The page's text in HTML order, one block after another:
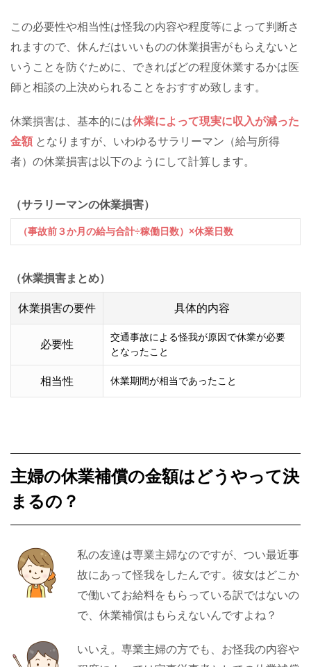
この必要性や相当性は怪我の内容や程度等によって判断さ
れますので、休んだはいいものの休業損害がもらえないと
いうことを防ぐために、できればどの程度休業するかは医
師と相談の上決められることをおすすめ致します。
休業損害は、基本的には休業によって現実に収入が減った
金額 となりますが、いわゆるサラリーマン（給与所得
者）の休業損害は以下のようにして計算します。
（サラリーマンの休業損害）
（事故前３か月の給与合計÷稼働日数）×休業日数
（休業損害まとめ）
休業損害の要件 具体的内容
必要性
交通事故による怪我が原因で休業が必要
となったこと
相当性 休業期間が相当であったこと
主婦の休業補償の金額はどうやって決
まるの？
私の友達は専業主婦なのですが、つい最近事
故にあって怪我をしたんです。彼女はどこか
で働いてお給料をもらっている訳ではないの
で、休業補償はもらえないんですよね？
いいえ。専業主婦の方でも、お怪我の内容や